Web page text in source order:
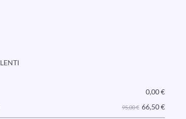
0,00€
95,00 € 66,50€